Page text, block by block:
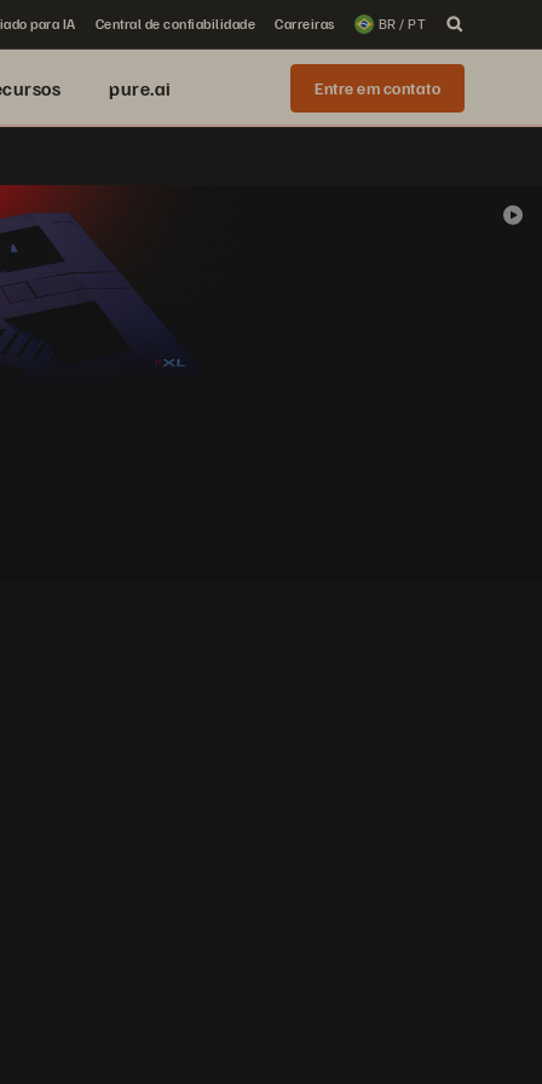
para IA Central de confiabilidade Carreiras BR / PT
pure.ai Entre em contato